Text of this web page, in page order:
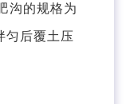
沟的规格为
匀后覆土压